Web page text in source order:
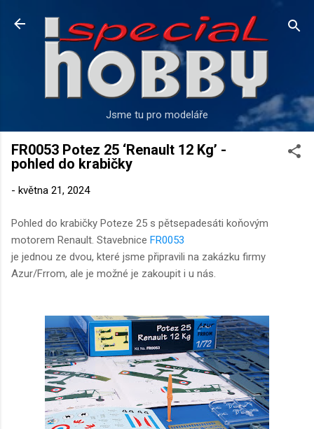
Přeskočit na hlavní obsah
Jsme tu pro modeláře
FR0053 Potez 25 ‘Renault 12 Kg’ -
pohled do krabičky
- května 21, 2024
Pohled do krabičky Poteze 25 s pětsepadesáti koňovým
motorem Renault. Stavebnice FR0053
je jednou ze dvou, které jsme připravili na zakázku firmy
Azur/Frrom, ale je možné je zakoupit i u nás.